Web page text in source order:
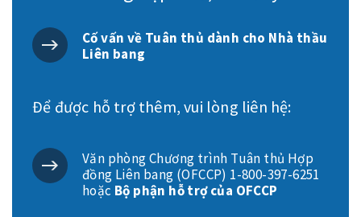
Cố vấn về Tuân thủ dành cho Nhà thầu
Liên bang
Để được hỗ trợ thêm, vui lòng liên hệ:
Văn phòng Chương trình Tuân thủ Hợp
đồng Liên bang (OFCCP) 1-800-397-6251
hoặc Bộ phận hỗ trợ của OFCCP